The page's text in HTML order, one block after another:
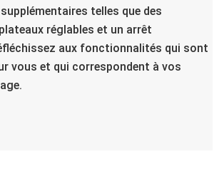
telles que des
réglables et un arrêt
aux fonctionnalités qui sont
vous et qui correspondent à vos